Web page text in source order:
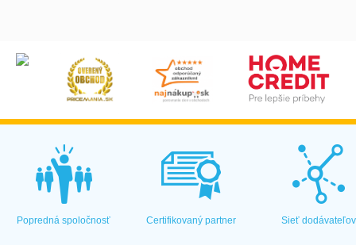
Popredná spoločnosť Certifikovaný partner Sieť dodávateľov